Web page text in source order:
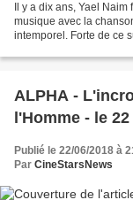
Il y a dix ans, Yael
musique avec la
intemporel. Forte de ce
ALPHA -
l'Homme - le
Publié le 22/06/2018 à
Par CineStarsNews